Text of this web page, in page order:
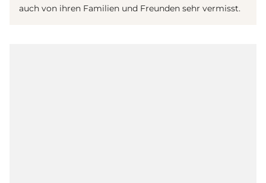
auch von ihren Familien und Freunden sehr vermisst.